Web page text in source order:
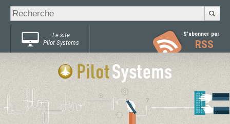
Chercher par
Recherche
avancée…
Le site
Pilot Systems
S'abonner par
RSS